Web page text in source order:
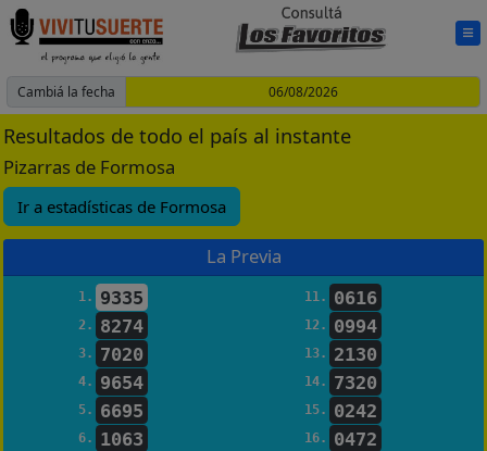
Cambiá la fecha
Resultados de todo el país al instante
Pizarras de Formosa
Ir a estadísticas de Formosa
La Previa
1. 9335 11. 0616
2. 8274 12. 0994
3. 7020 13. 2130
4. 9654 14. 7320
5. 6695 15. 0242
6. 1063 16. 0472